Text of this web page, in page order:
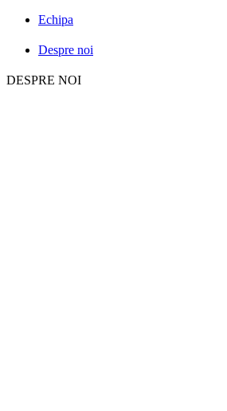
Echipa
Despre noi
DESPRE NOI